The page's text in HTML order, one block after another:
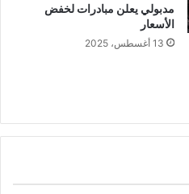
مدبولي يعلن مبادرات لخفض
الأسعار
13 أغسطس، 2025